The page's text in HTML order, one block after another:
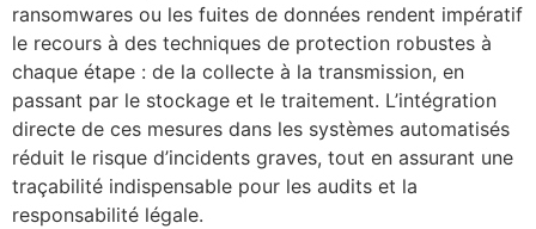
ransomwares ou les fuites de données rendent impératif
le recours à des techniques de protection robustes à
chaque étape : de la collecte à la transmission, en
passant par le stockage et le traitement. L’intégration
directe de ces mesures dans les systèmes automatisés
réduit le risque d’incidents graves, tout en assurant une
traçabilité indispensable pour les audits et la
responsabilité légale.